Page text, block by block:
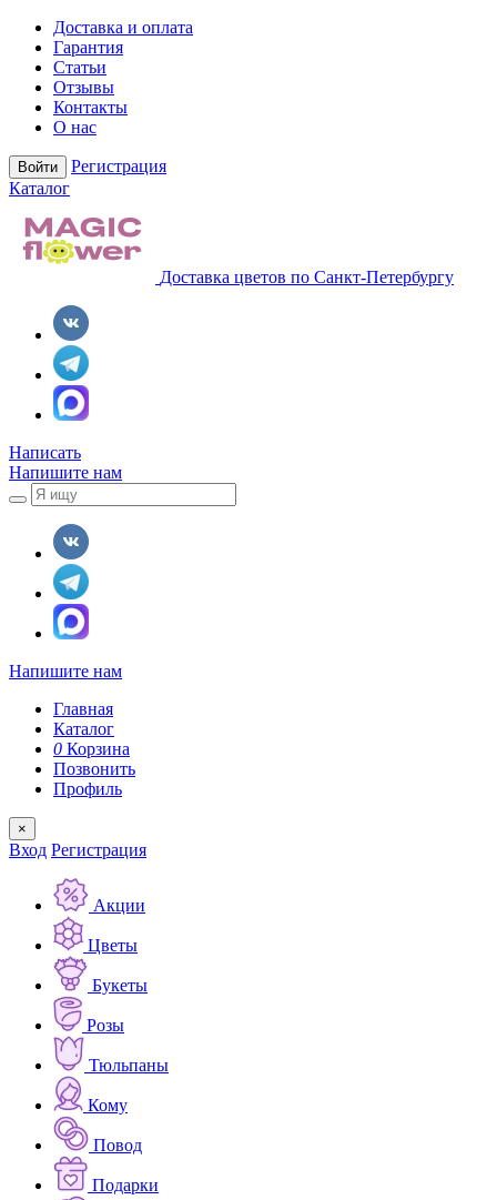
Доставка и оплата
Гарантия
Статьи
Отзывы
Контакты
О нас
Войти
Регистрация
Каталог
Доставка цветов по Санкт-Петербургу
Написать
Напишите нам
Напишите нам
Главная
Каталог
0 Корзина
Позвонить
Профиль
×
Вход Регистрация
Акции
Цветы
Букеты
Розы
Тюльпаны
Кому
Повод
Подарки